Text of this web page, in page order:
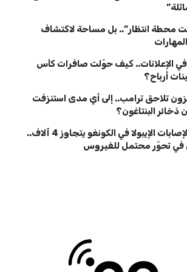
محطة انتظار”.. بل مساحة لاكتشاف
الـ 78% في الإعلانات.. كيف حوّلت صافرات كأس
أرباح؟
تلاحق ترامب.. إلى أي مدى استنزفت
ذخائر البنتاغون؟
ارتفاع قياسي لإصابات الإيبولا في الكونغو يتجاوز 4 آلاف..
في تحوّر محتمل للفيروس